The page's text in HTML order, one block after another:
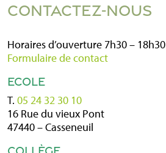
CONTACTEZ-NOUS
Horaires d’ouverture 7h30 – 18h30
Formulaire de contact
ECOLE
T. 05 24 32 30 10
16 Rue du vieux Pont
47440 – Casseneuil